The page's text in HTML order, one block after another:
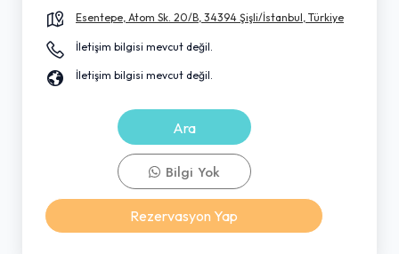
Esentepe, Atom Sk. 20/B, 34394 Şişli/İstanbul, Türkiye
İletişim bilgisi mevcut değil.
İletişim bilgisi mevcut değil.
Ara
Bilgi Yok
Rezervasyon Yap